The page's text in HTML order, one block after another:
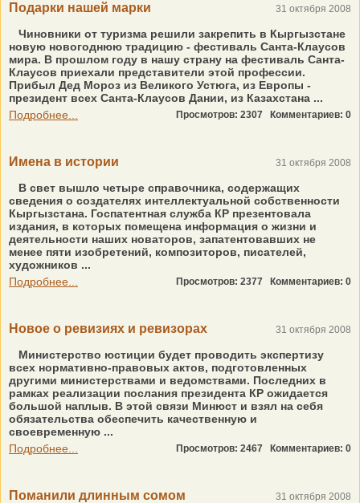
Подарки нашей марки 31 октября 2008
Чиновники от туризма решили закрепить в Кыргызстане
новую новогоднюю традицию - фестиваль Санта-Клаусов
мира. В прошлом году в нашу страну на фестиваль Санта-
Клаусов приехали представители этой профессии.
Прибыл Дед Мороз из Великого Устюга, из Европы -
президент всех Санта-Клаусов Дании, из Казахстана ...
Подробнее...
Просмотров: 2307 Комментариев: 0
Имена в истории 31 октября 2008
В свет вышло четыре справочника, содержащих
сведения о создателях интеллектуальной собственности
Кыргызстана. Госпатентная служба КР презентовала
издания, в которых помещена информация о жизни и
деятельности наших новаторов, запатентовавших не
менее пяти изобретений, композиторов, писателей,
художников ...
Подробнее...
Просмотров: 2377 Комментариев: 0
Новое о ревизиях и ревизорах 31 октября 2008
Министерство юстиции будет проводить экспертизу
всех нормативно-правовых актов, подготовленных
другими министерствами и ведомствами. Последних в
рамках реализации послания президента КР ожидается
большой наплыв. В этой связи Минюст и взял на себя
обязательства обеспечить качественную и
своевременную ...
Подробнее...
Просмотров: 2467 Комментариев: 0
Поманили длинным сомом 31 октября 2008